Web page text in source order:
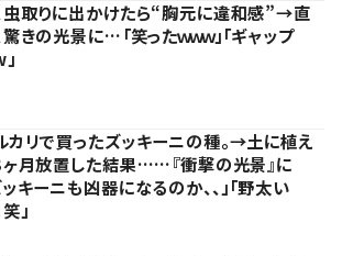
虫取りに出かけたら“胸元に違和感”→直
驚きの光景に…「笑ったｗｗｗ」「ギャップ
カリで買ったズッキーニの種。→土に植え
月放置した結果……『衝撃の光景』に
ッキーニも凶器になるのか、、」「野太い
」